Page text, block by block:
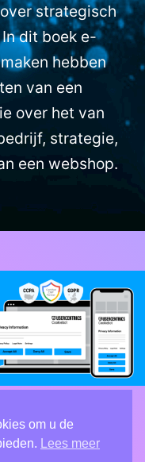
strategisch
dit boek e-
hebben
van een
over het van
strategie,
een webshop.
om u de
Lees meer